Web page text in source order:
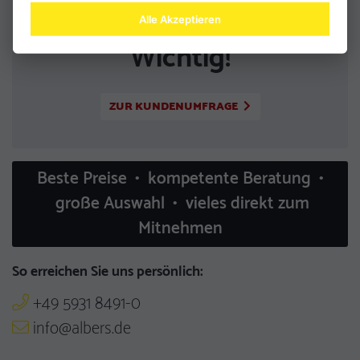
Ihre Meinung ist uns
Wichtig!
ZUR KUNDENUMFRAGE
Beste Preise • kompetente Beratung •
große Auswahl • vieles direkt zum
Mitnehmen
So erreichen Sie uns persönlich:
+49 5931 8491-0
info@albers.de
Alle Akzeptieren